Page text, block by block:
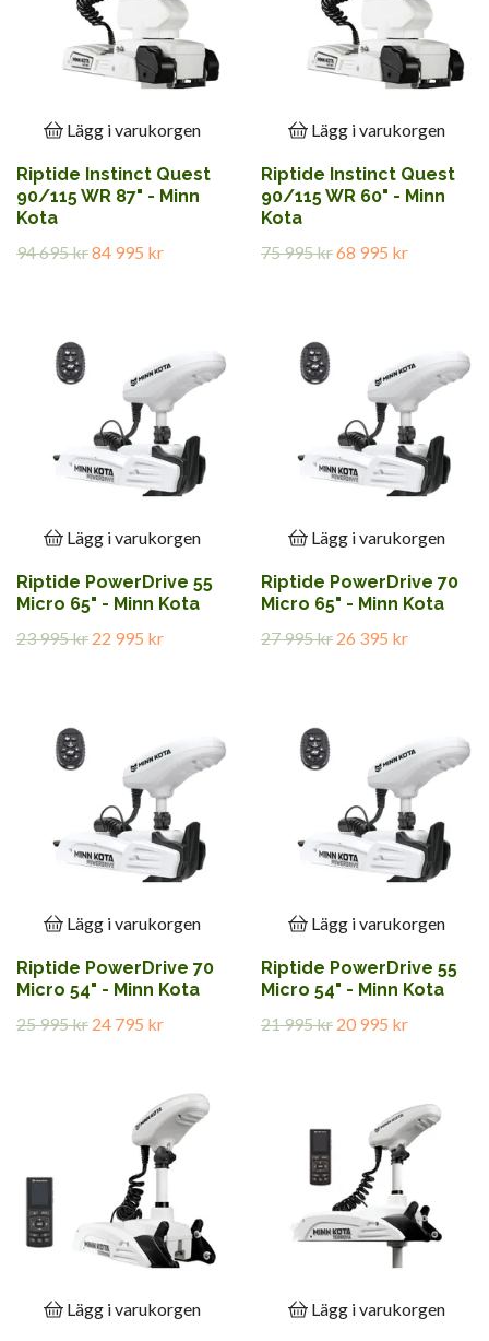
Lägg i varukorgen
Riptide Instinct Quest
90/115 WR 87" - Minn
Kota
94 695 kr84 995 kr
Lägg i varukorgen
Riptide Instinct Quest
90/115 WR 60" - Minn
Kota
75 995 kr68 995 kr
Lägg i varukorgen
Riptide PowerDrive 55
Micro 65" - Minn Kota
23 995 kr 22 995 kr
Lägg i varukorgen
Riptide PowerDrive 70
Micro 65" - Minn Kota
27 995 kr 26 395 kr
Lägg i varukorgen
Riptide PowerDrive 70
Micro 54" - Minn Kota
25 995 kr 24 795 kr
Lägg i varukorgen
Riptide PowerDrive 55
Micro 54" - Minn Kota
21 995 kr 20 995 kr
Lägg i varukorgen Lägg i varukorgen